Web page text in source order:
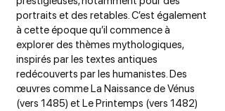
portraits et des retables. C’est également
à cette époque qu’il commence à
explorer des thèmes mythologiques,
inspirés par les textes antiques
redécouverts par les humanistes. Des
œuvres comme La Naissance de Vénus
(vers 1485) et Le Printemps (vers 1482)